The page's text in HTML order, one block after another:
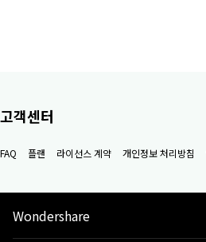
고객센터
FAQ 플랜 라이선스 계약 개인정보 처리방침
Wondershare